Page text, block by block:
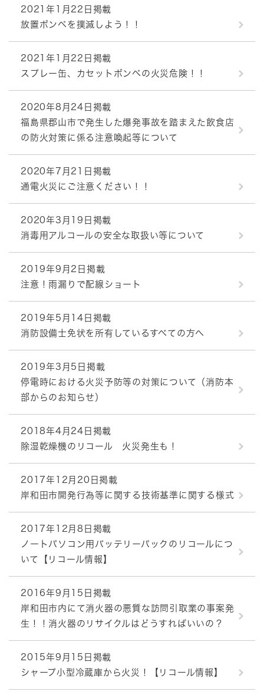
2021年1月22日掲載
放置ボンベを撲滅しよう！！
2021年1月22日掲載
スプレー缶、カセットボンベの火災危険！！
2020年8月24日掲載
福島県郡山市で発生した爆発事故を踏まえた飲食店
の防火対策に係る注意喚起等について
2020年7月21日掲載
通電火災にご注意ください！！
2020年3月19日掲載
消毒用アルコールの安全な取扱い等について
2019年9月2日掲載
注意！雨漏りで配線ショート
2019年5月14日掲載
消防設備士免状を所有しているすべての方へ
2019年3月5日掲載
停電時における火災予防等の対策について（消防本
部からのお知らせ）
2018年4月24日掲載
除湿乾燥機のリコール 火災発生も！
2017年12月20日掲載
岸和田市開発行為等に関する技術基準に関する様式
2017年12月8日掲載
ノートパソコン用バッテリーパックのリコールにつ
いて【リコール情報】
2016年9月15日掲載
岸和田市内にて消火器の悪質な訪問引取業の事案発
生！！消火器のリサイクルはどうすればいいの？
2015年9月15日掲載
シャープ小型冷蔵庫から火災！【リコール情報】